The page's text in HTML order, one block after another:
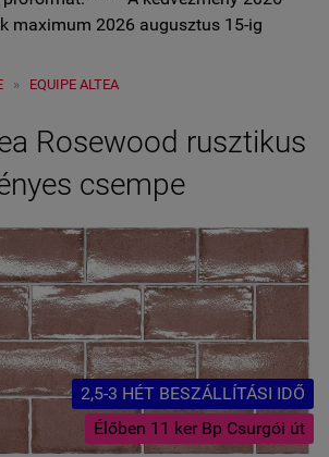
maximum 2026 augusztus 15-ig
» EQUIPE ALTEA
Rosewood rusztikus
csempe
2,5-3 HÉT BESZÁLLÍTÁSI IDŐ
Élőben 11 ker Bp Csurgói út